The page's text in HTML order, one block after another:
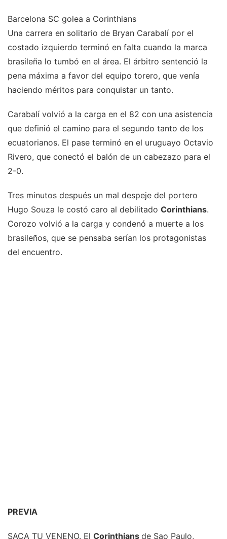
Barcelona SC golea a Corinthians
Una carrera en solitario de Bryan Carabalí por el
costado izquierdo terminó en falta cuando la marca
brasileña lo tumbó en el área. El árbitro sentenció la
pena máxima a favor del equipo torero, que venía
haciendo méritos para conquistar un tanto.
Carabalí volvió a la carga en el 82 con una asistencia
que definió el camino para el segundo tanto de los
ecuatorianos. El pase terminó en el uruguayo Octavio
Rivero, que conectó el balón de un cabezazo para el
2-0.
Tres minutos después un mal despeje del portero
Hugo Souza le costó caro al debilitado Corinthians.
Corozo volvió a la carga y condenó a muerte a los
brasileños, que se pensaba serían los protagonistas
del encuentro.
PREVIA
SACA TU VENENO. El Corinthians de Sao Paulo,